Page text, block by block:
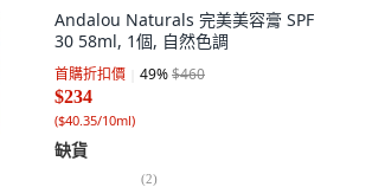
Andalou Naturals 完美美容膏 SPF
30 58ml, 1個, 自然色調
首購折扣價 49%$460
$234
($40.35/10ml)
缺貨
(2)